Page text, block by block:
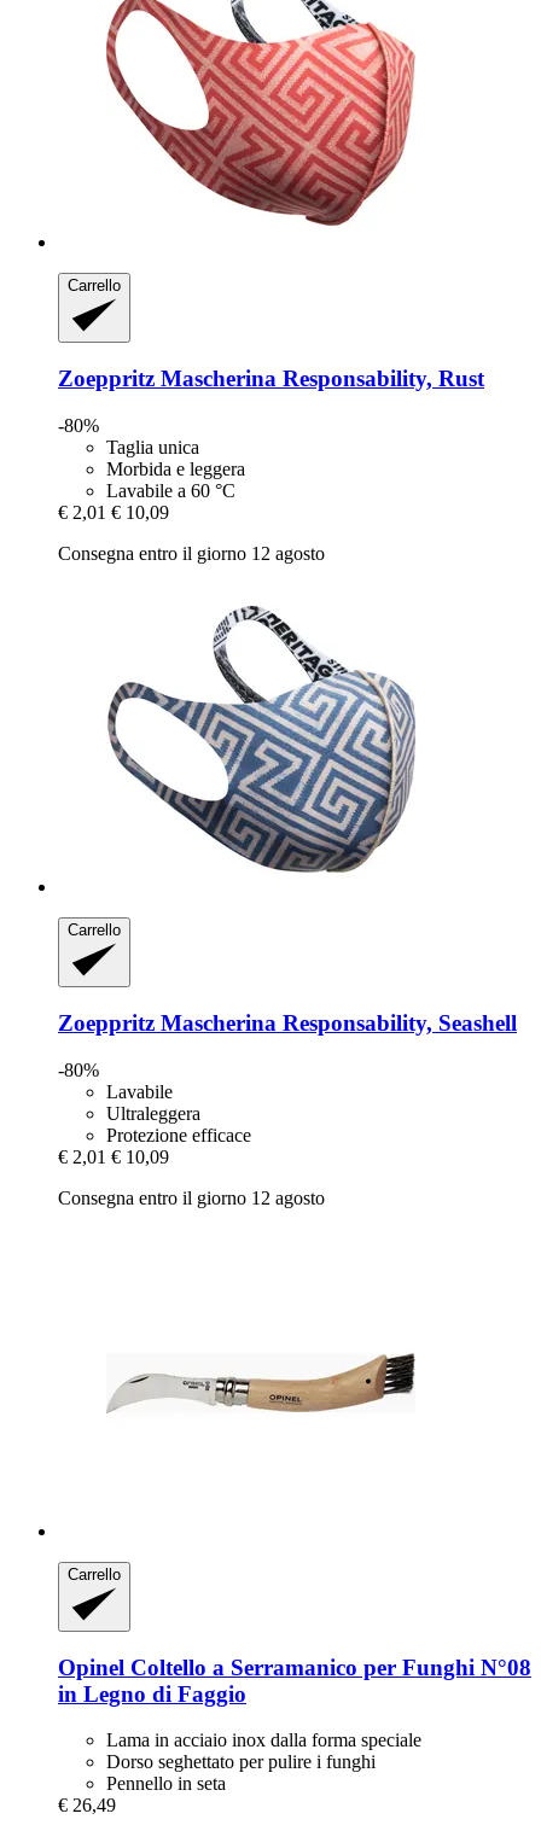
Carrello
Zoeppritz Mascherina Responsability, Rust
-80%
Taglia unica
Morbida e leggera
Lavabile a 60 °C
€ 2,01 € 10,09
Consegna entro il giorno 12 agosto
Carrello
Zoeppritz Mascherina Responsability, Seashell
-80%
Lavabile
Ultraleggera
Protezione efficace
€ 2,01 € 10,09
Consegna entro il giorno 12 agosto
Carrello
Opinel Coltello a Serramanico per Funghi N°08
in Legno di Faggio
Lama in acciaio inox dalla forma speciale
Dorso seghettato per pulire i funghi
Pennello in seta
€ 26,49